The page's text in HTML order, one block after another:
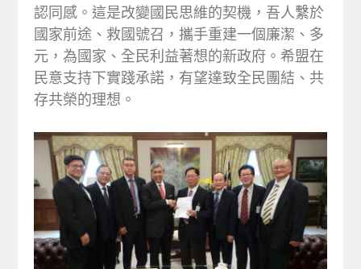
認同感。這是改變國民思維的契機，吾人繫於
國家前途、救國號召，攜手重建一個廉潔、多
元，為國家、全民利益著想的新政府。希盟在
民意支持下實踐承諾，有望達致全民團結、共
存共榮的理想。